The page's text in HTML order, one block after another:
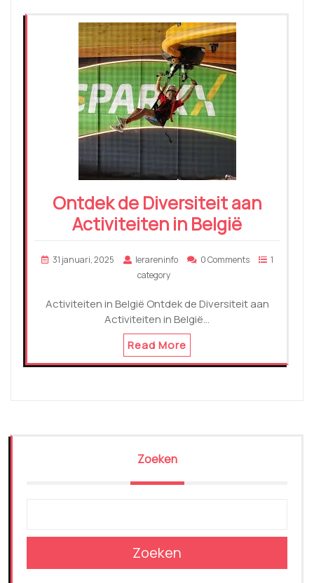
Ontdek de Diversiteit aan
Activiteiten in België
31 januari, 2025 lerareninfo 0 Comments
1
category
Activiteiten in België Ontdek de Diversiteit aan
Activiteiten in België…
Read More
Zoeken
Zoeken